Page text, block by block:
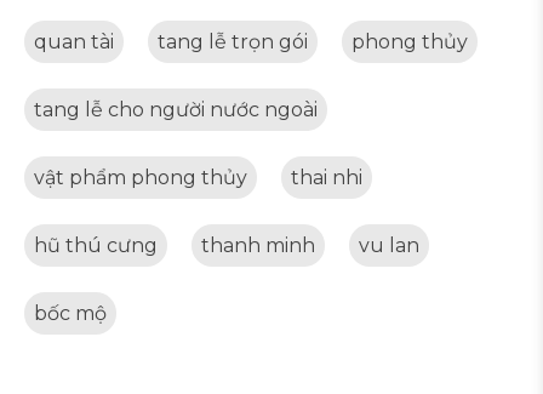
quan tài tang lễ trọn gói phong thủy
tang lễ cho người nước ngoài
vật phẩm phong thủy thai nhi
hũ thú cưng thanh minh vu lan
bốc mộ